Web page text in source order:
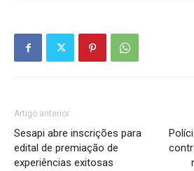
Artigo anterior
Sesapi abre inscrições para
edital de premiação de
experiências exitosas